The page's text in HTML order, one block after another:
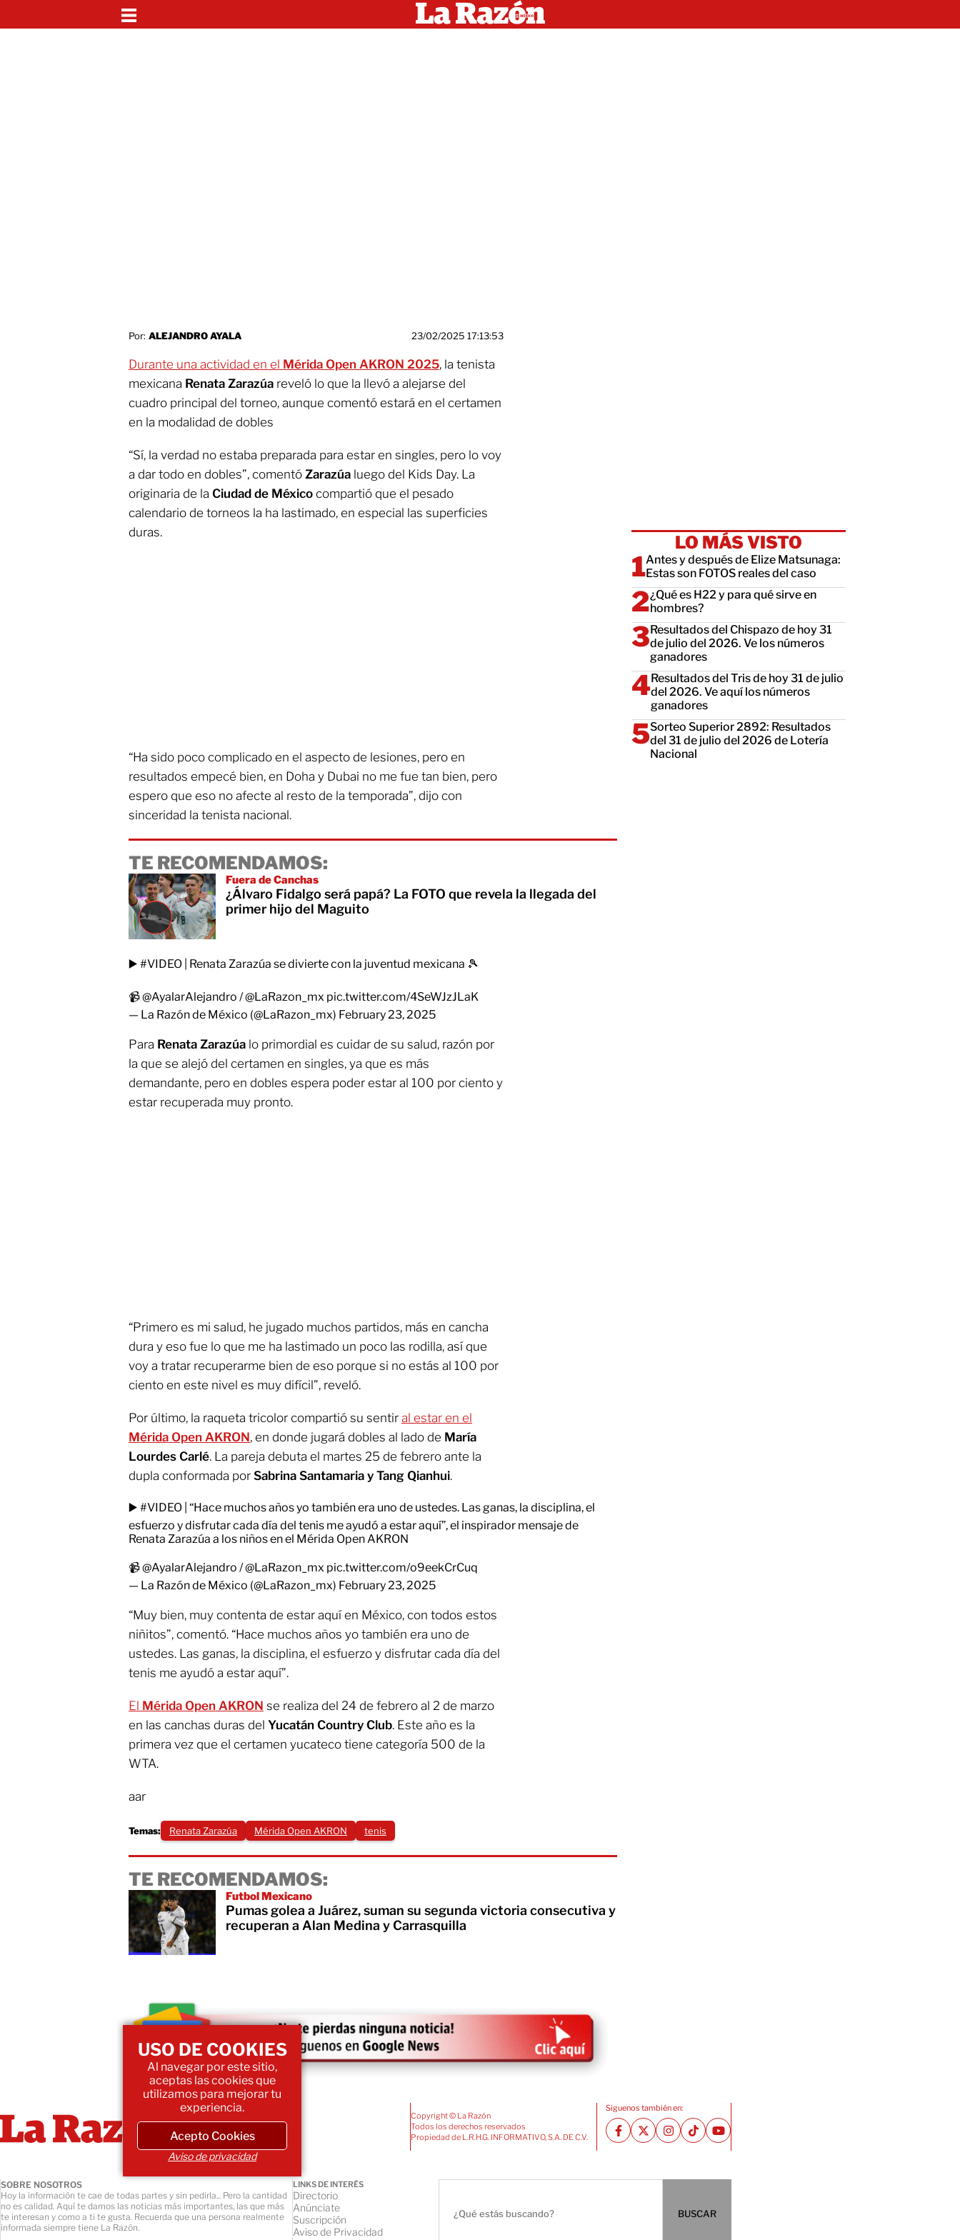
Por: ALEJANDRO AYALA 23/02/2025 17:13:53
Durante una actividad en el Mérida Open AKRON 2025, la tenista
mexicana Renata Zarazúa reveló lo que la llevó a alejarse del
cuadro principal del torneo, aunque comentó estará en el certamen
en la modalidad de dobles
“Sí, la verdad no estaba preparada para estar en singles, pero lo voy
a dar todo en dobles”, comentó Zarazúa luego del Kids Day. La
originaria de la Ciudad de México compartió que el pesado
calendario de torneos la ha lastimado, en especial las superficies
duras.
“Ha sido poco complicado en el aspecto de lesiones, pero en
resultados empecé bien, en Doha y Dubai no me fue tan bien, pero
espero que eso no afecte al resto de la temporada”, dijo con
sinceridad la tenista nacional.
TE RECOMENDAMOS:
Fuera de Canchas
¿Álvaro Fidalgo será papá? La FOTO que revela la llegada del
primer hijo del Maguito
▶️ #VIDEO | Renata Zarazúa se divierte con la juventud mexicana 🎾
📹@AyalarAlejandro /@LaRazon_mx pic.twitter.com/4SeWJzJLaK
— La Razón de México (@LaRazon_mx) February 23, 2025
Para Renata Zarazúa lo primordial es cuidar de su salud, razón por
la que se alejó del certamen en singles, ya que es más
demandante, pero en dobles espera poder estar al 100 por ciento y
estar recuperada muy pronto.
“Primero es mi salud, he jugado muchos partidos, más en cancha
dura y eso fue lo que me ha lastimado un poco las rodilla, así que
voy a tratar recuperarme bien de eso porque si no estás al 100 por
ciento en este nivel es muy difícil”, reveló.
Por último, la raqueta tricolor compartió su sentir al estar en el
Mérida Open AKRON, en donde jugará dobles al lado de María
Lourdes Carlé. La pareja debuta el martes 25 de febrero ante la
dupla conformada por Sabrina Santamaria y Tang Qianhui.
▶️ #VIDEO | “Hace muchos años yo también era uno de ustedes. Las ganas, la disciplina, el
esfuerzo y disfrutar cada día del tenis me ayudó a estar aquí”, el inspirador mensaje de
Renata Zarazúa a los niños en el Mérida Open AKRON
📹@AyalarAlejandro /@LaRazon_mx pic.twitter.com/o9eekCrCuq
— La Razón de México (@LaRazon_mx) February 23, 2025
“Muy bien, muy contenta de estar aquí en México, con todos estos
niñitos”, comentó. “Hace muchos años yo también era uno de
ustedes. Las ganas, la disciplina, el esfuerzo y disfrutar cada día del
tenis me ayudó a estar aquí”.
El Mérida Open AKRON se realiza del 24 de febrero al 2 de marzo
en las canchas duras del Yucatán Country Club. Este año es la
primera vez que el certamen yucateco tiene categoría 500 de la
WTA.
aar
Temas: Renata Zarazúa Mérida Open AKRON tenis
TE RECOMENDAMOS:
Futbol Mexicano
Pumas golea a Juárez, suman su segunda victoria consecutiva y
recuperan a Alan Medina y Carrasquilla
LO MÁS VISTO
Antes y después de Elize Matsunaga:
Estas son FOTOS reales del caso
¿Qué es H22 y para qué sirve en
hombres?
Resultados del Chispazo de hoy 31
de julio del 2026. Ve los números
ganadores
Resultados del Tris de hoy 31 de julio
del 2026. Ve aquí los números
ganadores
Sorteo Superior 2892: Resultados
del 31 de julio del 2026 de Lotería
Nacional
Copyright © La Razón
Todos los derechos reservados
Propiedad de L.R.H.G. INFORMATIVO, S.A. DE C.V.
Siguenos también en:
SOBRE NOSOTROS
Hoy la información te cae de todas partes y sin pedirla... Pero la cantidad
no es calidad. Aquí te damos las noticias más importantes, las que más
te interesan y como a ti te gusta. Recuerda que una persona realmente
informada siempre tiene La Razón.
LINKS DE INTERÉS
Directorio
Anúnciate
Suscripción
Aviso de Privacidad
BUSCAR
USO DE COOKIES
Al navegar por este sitio,
aceptas las cookies que
utilizamos para mejorar tu
experiencia.
Acepto Cookies
Aviso de privacidad